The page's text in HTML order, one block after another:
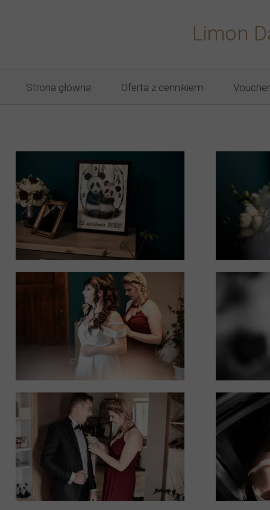
Limon
Strona główna Oferta z cennikiem
sesje ciążowe
sesje dziecięce
sesje roczkowe
sesje rodzinne
sesje świąteczne
sesje okolicznościowe
sesje kobiece
sesje biznesowe
sesje par
fotografia ślubna